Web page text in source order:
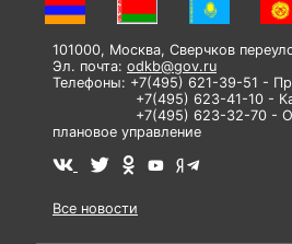
101000, Москва, Сверчков
Эл. почта: odkb@gov.ru
Телефоны: +7(495) 621-39-51 -
+7(495) 623-41-10 -
+7(495) 623-32-70 -
плановое управление
Все новости